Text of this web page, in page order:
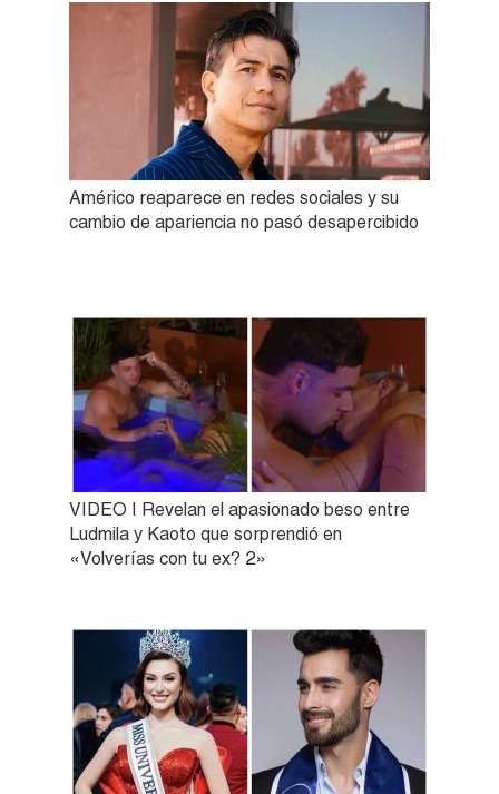
Américo reaparece en redes sociales y su
cambio de apariencia no pasó desapercibido
VIDEO | Revelan el apasionado beso entre
Ludmila y Kaoto que sorprendió en
«Volverías con tu ex? 2»